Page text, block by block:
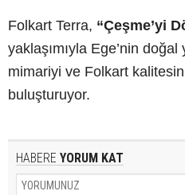
Folkart Terra, “Çeşme’yi
yaklaşımıyla Ege’nin doğal
mimariyi ve Folkart
buluşturuyor.
HABERE YORUM KAT